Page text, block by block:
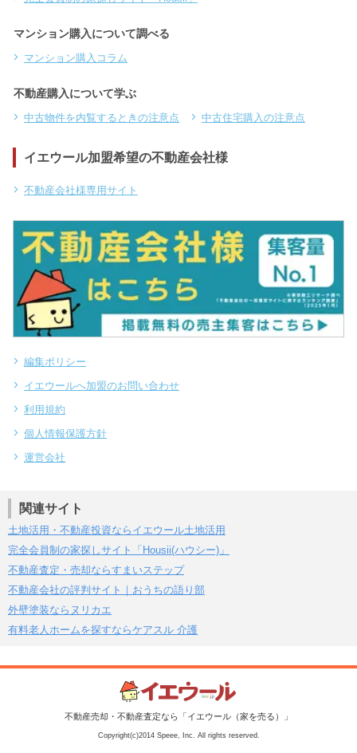
マンション購入について調べる
マンション購入コラム
不動産購入について学ぶ
中古物件を内覧するときの注意点 中古住宅購入の注意点
イエウール加盟希望の不動産会社様
不動産会社様専用サイト
編集ポリシー
イエウールへ加盟のお問い合わせ
利用規約
個人情報保護方針
運営会社
関連サイト
土地活用・不動産投資ならイエウール土地活用
完全会員制の家探しサイト「Housii(ハウシー)」
不動産査定・売却ならすまいステップ
不動産会社の評判サイト｜おうちの語り部
外壁塗装ならヌリカエ
有料老人ホームを探すならケアスル 介護
不動産売却・不動産査定なら「イエウール（家を売る）」
Copyright(c)2014 Speee, Inc. All rights reserved.